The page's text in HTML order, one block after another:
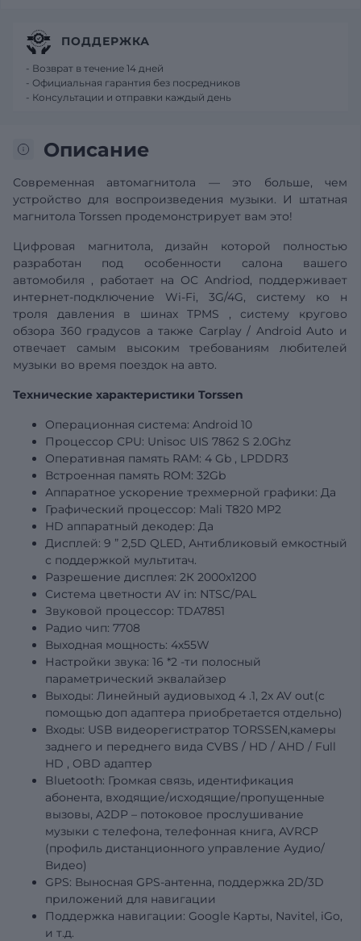
Описание
Современная автомагнитола — это больше, чем
устройство для воспроизведения музыки. И штатная
магнитола Torssen продемонстрирует вам это!
Цифровая магнитола, дизайн которой полностью
разработан под особенности салона вашего
автомобиля , работает на ОС Andriod, поддерживает
интернет-подключение Wi-Fi, 3G/4G, систему ко н
троля давления в шинахTPMS ,
систему кругово
обзора 360 градусов а также Carplay / Android Auto и
отвечает самым высоким требованиям любителей
музыки во время поездок на авто.
Технические характеристики Torssen
Операционная система: Android 10
Процессор CPU: Unisoc UIS 7862 S 2.0Ghz
Оперативная память RAM: 4 Gb , LPDDR3
Встроенная память ROM: 32Gb
Аппаратное ускорение трехмерной графики: Да
Графический процессор: Mali T820 MP2
HD аппаратный декодер: Да
Дисплей: 9 ” 2,5D QLED, Антибликовый емкостный
с поддержкой мультитач.
Разрешение дисплея: 2К 2000х1200
Система цветности AV in: NTSC/PAL
Звуковой процессор: TDA7851
Радио чип: 7708
Выходная мощность: 4х55W
Настройки звука: 16 *2 -ти полосный
параметрический эквалайзер
Выходы: Линейный аудиовыход 4 .1, 2x AV out(с
помощью доп адаптера приобретается отдельно)
Входы: USB видеорегистратор TORSSEN,камеры
заднего и переднего вида CVBS / HD / AHD / Full
HD , OBD адаптер
Bluetooth: Громкая связь, идентификация
абонента, входящие/исходящие/пропущенные
вызовы, A2DP – потоковое прослушивание
музыки с телефона, телефонная книга, AVRCP
(профиль дистанционного управление Аудио/
Видео)
GPS: Выносная GPS-антенна, поддержка 2D/3D
приложений для навигации
Поддержка навигации: Google Карты, Navitel, iGo,
и т.д.
ПОДДЕРЖКА
- Возврат в течение 14 дней
- Официальная гарантия без посредников
- Консультации и отправки каждый день